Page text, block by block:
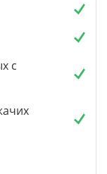
с